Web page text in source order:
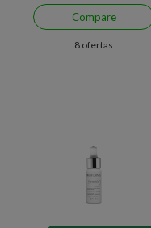
Compare
8 ofertas